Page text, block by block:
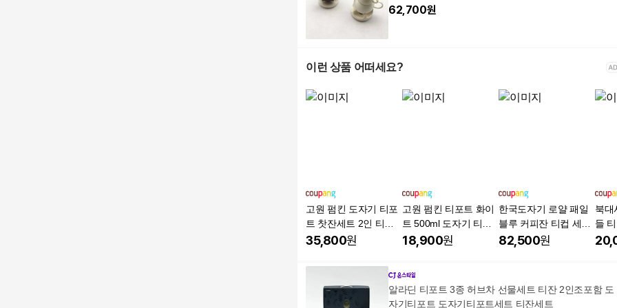
62,700원
이런 상품 어떠세요?
고원 펌킨 도자기 티포
트 찻잔세트 2인 티팟
차주전자, 화이트, 1세
35,800원
고원 펌킨 티포트 화이
트 500ml 도자기 티팟
차주전자, 500ml, 화이
18,900원
한국도자기 로얄 패일
블루 커피잔 티컵 세트
4p (2인조), 파스텔핑
82,500원
북대
들
단일
알라딘 티포트 3종 허브차 선물세트 티잔 2인조포함 도
자기티포트 도자기티포트세트 티잔세트